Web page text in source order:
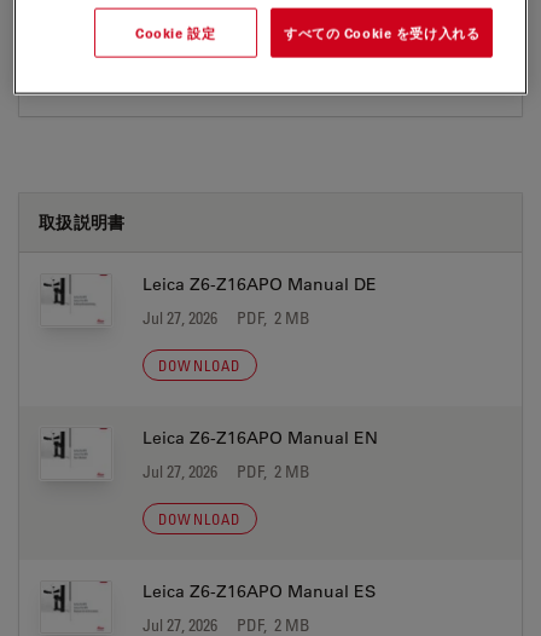
Jul 27, 2026 PDF, 2 MB
取扱説明書
Leica Z6-Z16APO Manual DE
Jul 27, 2026 PDF, 2 MB
DOWNLOAD
Leica Z6-Z16APO Manual EN
Jul 27, 2026 PDF, 2 MB
DOWNLOAD
Leica Z6-Z16APO Manual ES
Jul 27, 2026 PDF, 2 MB
Cookie 設定 すべての Cookie を受け入れる